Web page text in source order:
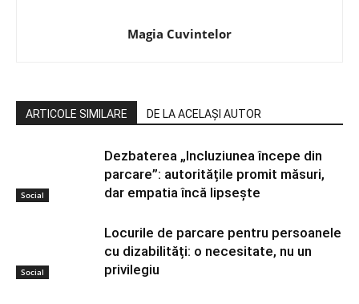
Magia Cuvintelor
ARTICOLE SIMILARE DE LA ACELAȘI AUTOR
Social
Dezbaterea „Incluziunea începe din
parcare”: autoritățile promit măsuri,
dar empatia încă lipsește
Social
Locurile de parcare pentru persoanele
cu dizabilități: o necesitate, nu un
privilegiu